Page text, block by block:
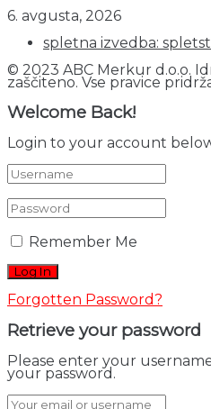
6. avgusta, 2026
spletna izvedba:
© 2023 ABC Merkur d.o.o.
zaščiteno. Vse pravice
Welcome Back!
Login to your account
Remember Me
Forgotten Password?
Retrieve your password
Please enter your
your password.